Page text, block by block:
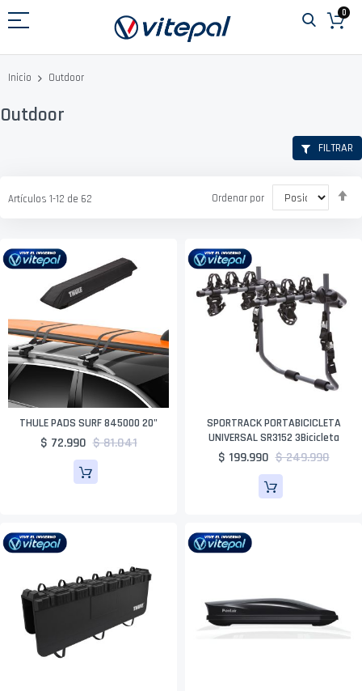
al
0
Inicio Outdoor
Outdoor
Artículos 1-12 de 62 Ordenar por
THULE PADS SURF 845000 20"
$ 72.990 $ 81.041
SPORTRACK PORTABICICLETA
UNIVERSAL SR3152 3Bicicleta
$ 199.990 $ 249.990
FILTRAR